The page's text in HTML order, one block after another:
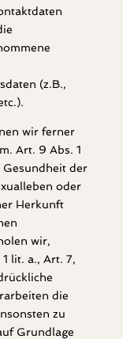
(z.B.,
wir ferner
Art. 9 Abs. 1
Gesundheit der
oder
Herkunft
wir,
lit. a., Art. 7,
die
zu
Grundlage